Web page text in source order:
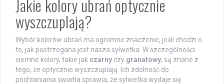
Jakie kolory ubrań optycznie
wyszczuplają?
Wybór kolorów ubrań ma ogromne znaczenie, jeśli chodzi o
to, jak postrzegana jest nasza sylwetka. W szczególności
ciemne kolory, takie jak czarny czy granatowy, są znane z
tego, że optycznie wyszczuplają. Ich zdolność do
pochłaniania światła sprawia, że sylwetka wydaje się